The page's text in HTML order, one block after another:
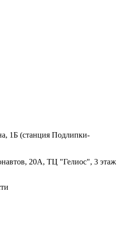
1Б (станция Подлипки-
20А, ТЦ "Гелиос", 3 этаж